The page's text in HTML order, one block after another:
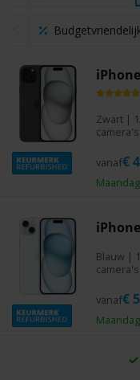
Zwart |
Maandag
vanaf€
Blauw |
Maandag
vanaf€